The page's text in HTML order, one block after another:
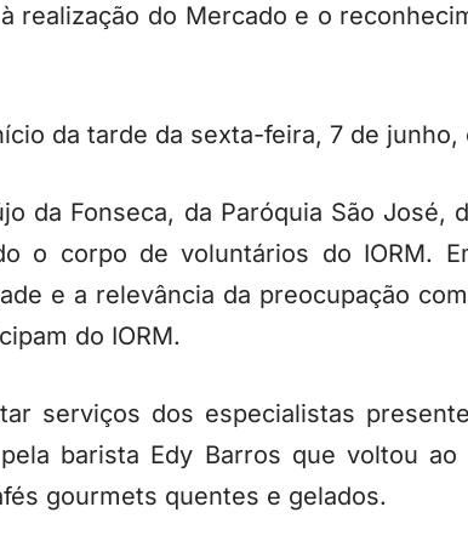
realização do Mercado e o
da tarde da sexta-feira, 7 de junho,
da Fonseca, da Paróquia São José,
o corpo de voluntários do IORM.
e a relevância da preocupação
do IORM.
serviços dos especialistas
barista Edy Barros que voltou ao
gourmets quentes e gelados.